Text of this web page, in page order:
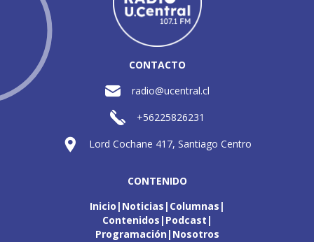
CONTACTO
radio@ucentral.cl
+56225826231
Lord Cochane 417, Santiago Centro
CONTENIDO
Inicio Noticias Columnas
Contenidos Podcast
Programación Nosotros